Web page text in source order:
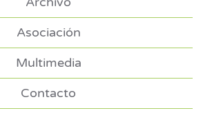
Asociación
Multimedia
Contacto